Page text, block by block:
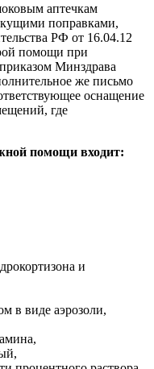
аптечкам
поправками,
РФ от 16.04.12
помощи при
Минздрава
же письмо
оснащение
где
помощи входит:
и
в виде аэрозоли,